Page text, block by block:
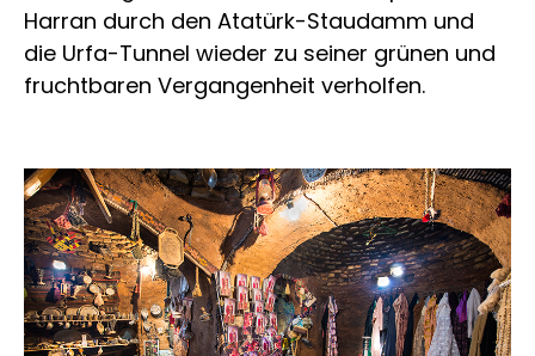
Harran durch den Atatürk-Staudamm und
die Urfa-Tunnel wieder zu seiner grünen und
fruchtbaren Vergangenheit verholfen.